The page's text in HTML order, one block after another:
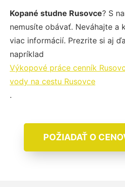
Kopané studne Rusovce? S
nemusíte obávať. Neváhajte a
viac informácií. Prezrite si aj
napríklad
Výkopové práce cenník
vody na cestu Rusovce
.
POŽIADAŤ O